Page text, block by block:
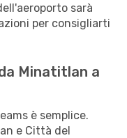
sarà
per consigliarti
Minatitlan a
è semplice.
e Città del